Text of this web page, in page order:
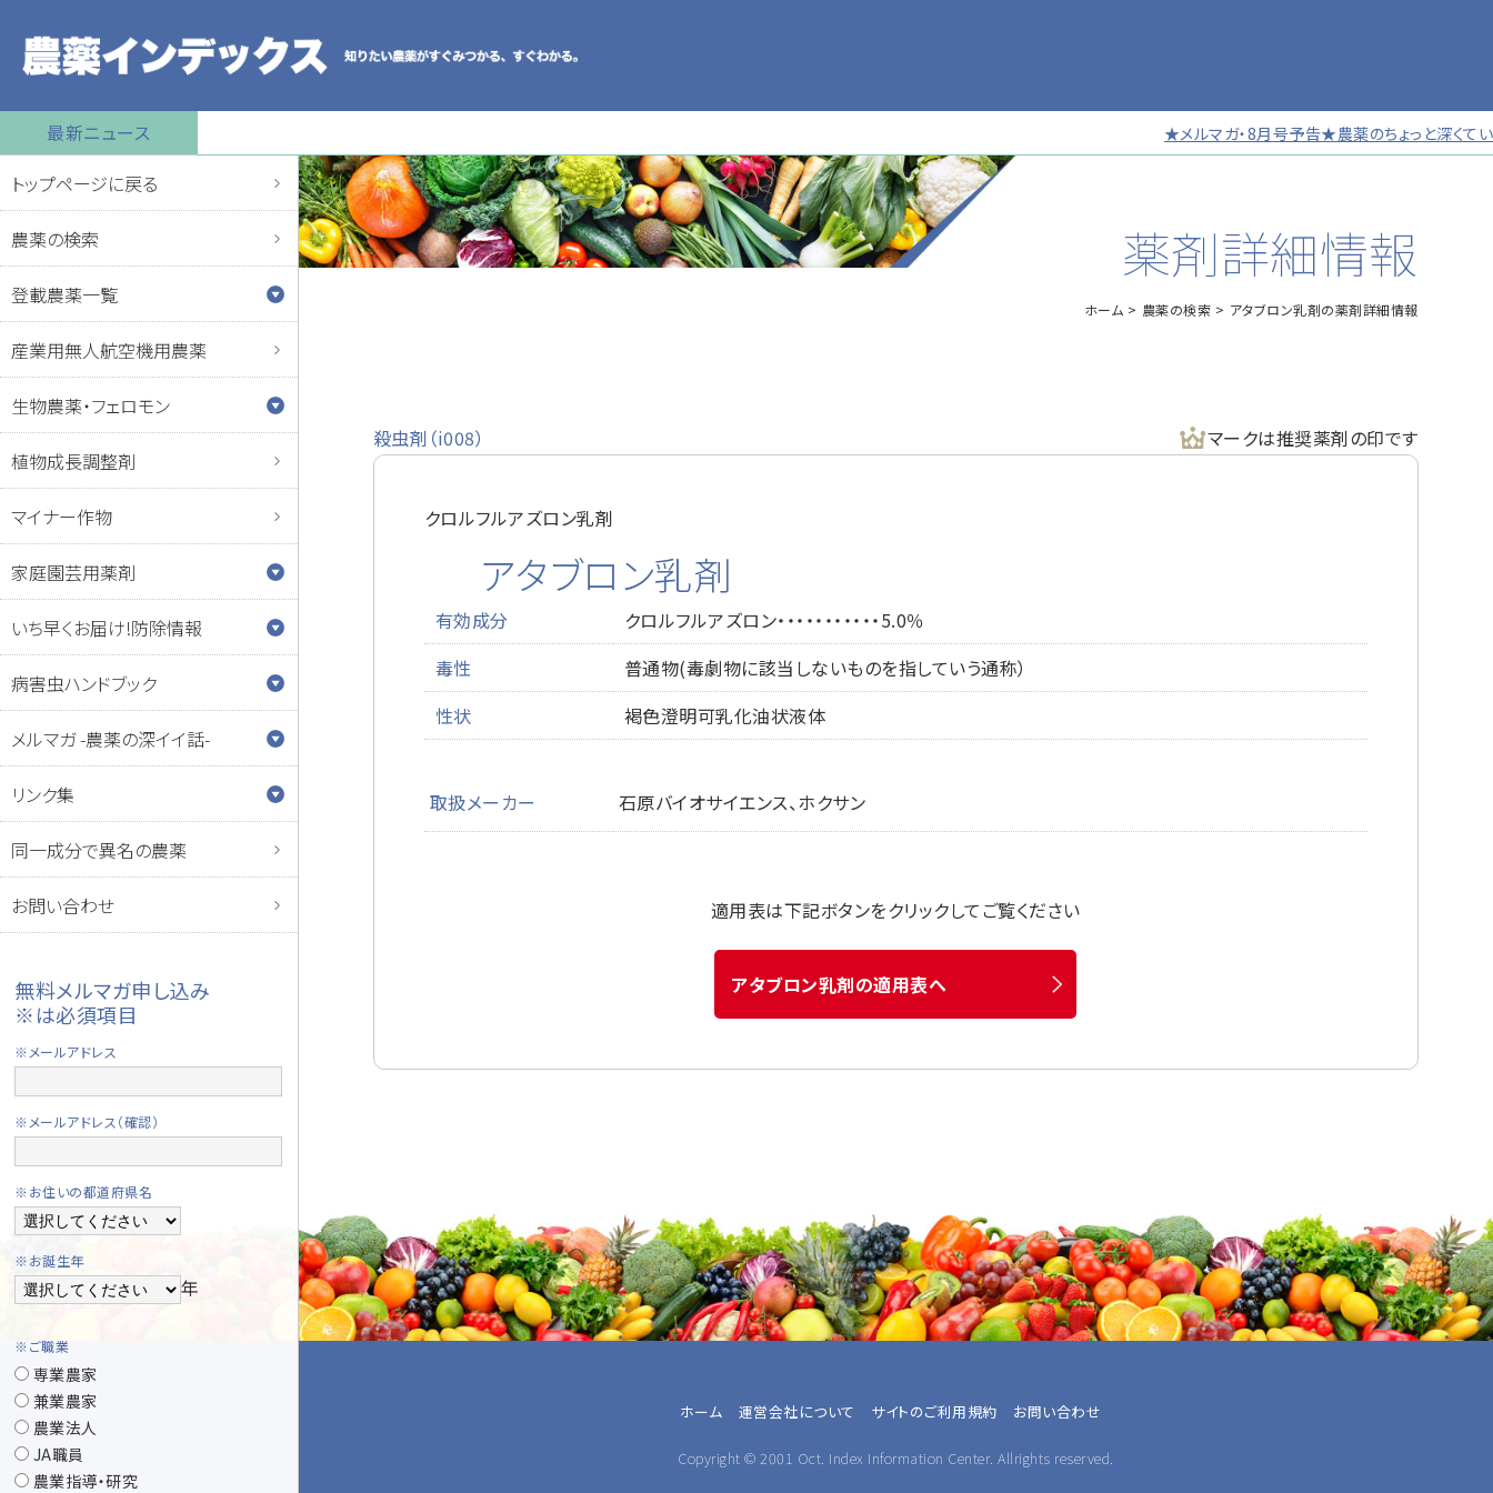
最新ニュース ★メルマガ・8月号予告★農薬のちょっと深く
トップページに戻る
農薬の検索
登載農薬一覧
産業用無人航空機用農薬
生物農薬・フェロモン
植物成長調整剤
マイナー作物
家庭園芸用薬剤
いち早くお届け!防除情報
病害虫ハンドブック
メルマガ -農薬の深イイ話-
リンク集
同一成分で異名の農薬
お問い合わせ
無料メルマガ申し込み
※は必須項目
※メールアドレス
※メールアドレス（確認）
※お住いの都道府県名
※お誕生年
年
※ご職業
専業農家
兼業農家
農業法人
JA職員
農業指導・研究
薬剤詳細情報
ホーム 農薬の検索 アタブロン乳剤の薬剤詳細情報
殺虫剤（i008） マークは推奨薬剤の印です
クロルフルアズロン乳剤
アタブロン乳剤
有効成分
クロルフルアズロン・・・・・・・・・・・5.0％
毒性
普通物(毒劇物に該当しないものを指していう通称）
性状
褐色澄明可乳化油状液体
取扱メーカー 石原バイオサイエンス、ホクサン
適用表は下記ボタンをクリックしてご覧ください
アタブロン乳剤の適用表へ
ホーム 運営会社について サイトのご利用規約 お問い合わせ
Copyright © 2001 Oct. Index Information Center. Allrights reserved.